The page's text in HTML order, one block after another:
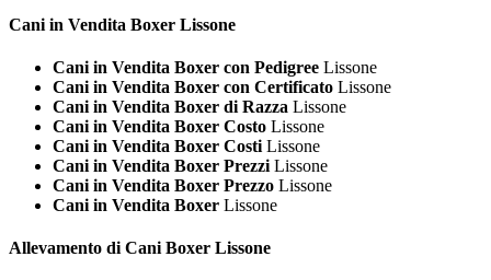
Cani in Vendita Boxer Lissone
Cani in Vendita Boxer con Pedigree Lissone
Cani in Vendita Boxer con Certificato Lissone
Cani in Vendita Boxer di Razza Lissone
Cani in Vendita Boxer Costo Lissone
Cani in Vendita Boxer Costi Lissone
Cani in Vendita Boxer Prezzi Lissone
Cani in Vendita Boxer Prezzo Lissone
Cani in Vendita Boxer Lissone
Allevamento di Cani Boxer Lissone